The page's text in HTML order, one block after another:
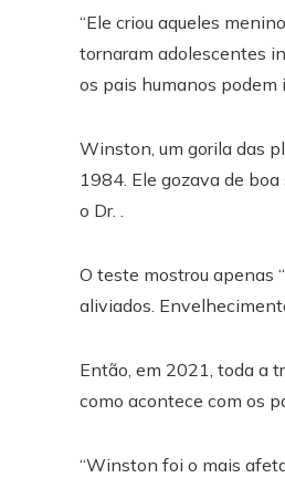
“Ele criou aqueles
tornaram adolescentes
os pais humanos podem
Winston, um gorila das
1984. Ele gozava de
o Dr. .
O teste mostrou apenas
aliviados.
Então, em 2021, toda a
como acontece com os
“Winston foi o mais